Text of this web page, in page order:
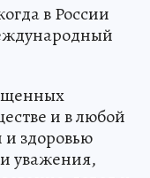
в России
и в любой
и здоровью
уважения,